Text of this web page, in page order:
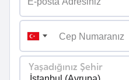
Yaşadığınız Şehir
r
n